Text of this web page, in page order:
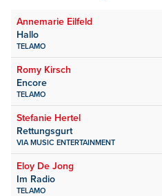
Annemarie Eilfeld
Hallo
TELAMO
Romy Kirsch
Encore
TELAMO
Stefanie Hertel
Rettungsgurt
VIA MUSIC ENTERTAINMENT
Eloy De Jong
Im Radio
TELAMO